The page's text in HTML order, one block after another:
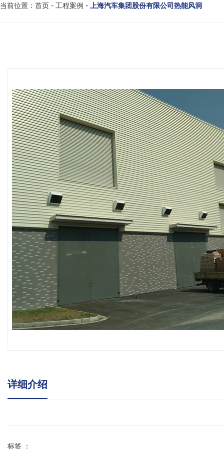
当前位置：首页 - 工程案例 - 上海汽车集团股份有限公司热能风洞
详细介绍
标签 ：